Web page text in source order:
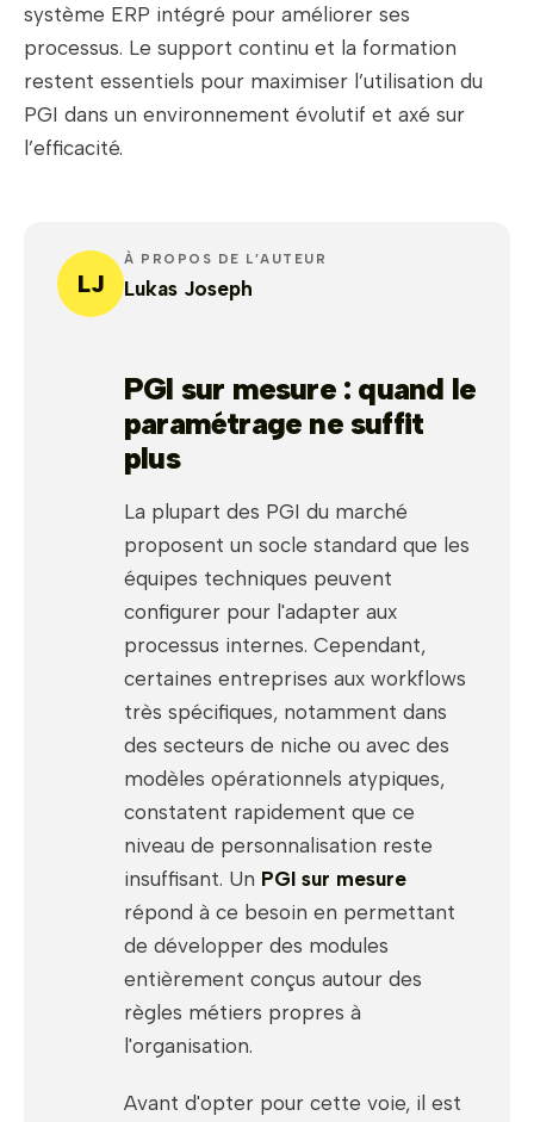
système ERP intégré pour améliorer ses
processus. Le support continu et la formation
restent essentiels pour maximiser l’utilisation du
PGI dans un environnement évolutif et axé sur
l’efficacité.
LJ
À PROPOS DE L’AUTEUR
Lukas Joseph
PGI sur mesure : quand le
paramétrage ne suffit
plus
La plupart des PGI du marché
proposent un socle standard que les
équipes techniques peuvent
configurer pour l'adapter aux
processus internes. Cependant,
certaines entreprises aux workflows
très spécifiques, notamment dans
des secteurs de niche ou avec des
modèles opérationnels atypiques,
constatent rapidement que ce
niveau de personnalisation reste
insuffisant. Un PGI sur mesure
répond à ce besoin en permettant
de développer des modules
entièrement conçus autour des
règles métiers propres à
l'organisation.
Avant d'opter pour cette voie, il est